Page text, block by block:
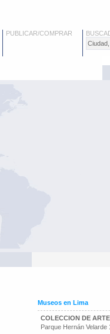
PUBLICAR/COMPRAR
Museos en Lima
COLECCION DE
Parque Hernán Velarde